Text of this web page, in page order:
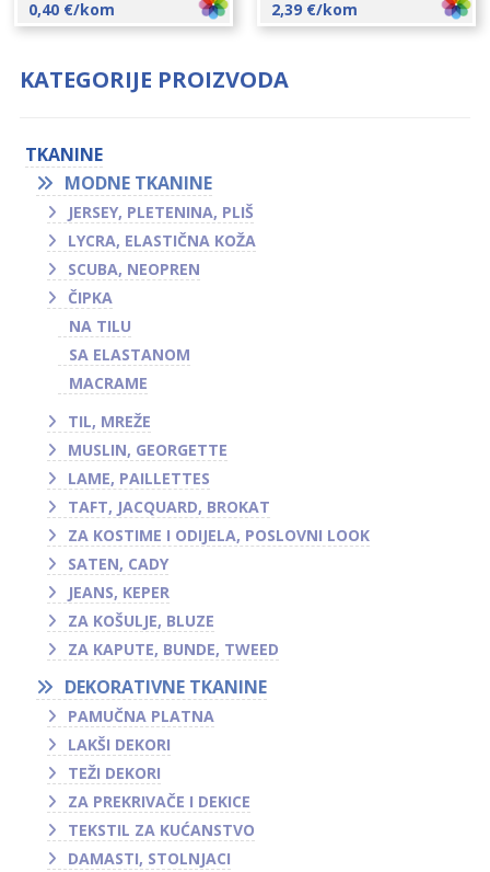
0,40 €/kom 2,39 €/kom
KATEGORIJE PROIZVODA
TKANINE
MODNE TKANINE
JERSEY, PLETENINA, PLIŠ
LYCRA, ELASTIČNA KOŽA
SCUBA, NEOPREN
ČIPKA
NA TILU
SA ELASTANOM
MACRAME
TIL, MREŽE
MUSLIN, GEORGETTE
LAME, PAILLETTES
TAFT, JACQUARD, BROKAT
ZA KOSTIME I ODIJELA, POSLOVNI LOOK
SATEN, CADY
JEANS, KEPER
ZA KOŠULJE, BLUZE
ZA KAPUTE, BUNDE, TWEED
DEKORATIVNE TKANINE
PAMUČNA PLATNA
LAKŠI DEKORI
TEŽI DEKORI
ZA PREKRIVAČE I DEKICE
TEKSTIL ZA KUĆANSTVO
DAMASTI, STOLNJACI